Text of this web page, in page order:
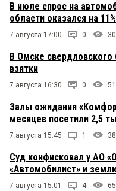
В июле спрос на
области оказался на
7 августа 17:00 0
В Омске
взятки
7 августа 16:30 0
Залы ожидания
месяцев посетили 2,5
7 августа 15:45 1
Суд конфисковал у АО
«Автомобилист» и
7 августа 15:01 4